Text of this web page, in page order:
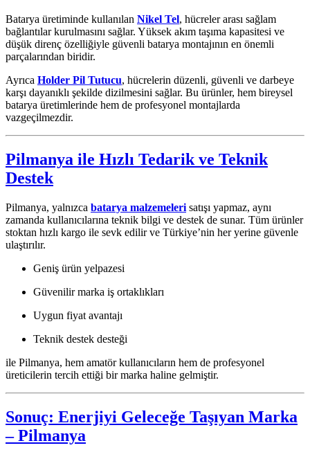
Batarya üretiminde kullanılan Nikel Tel, hücreler arası sağlam
bağlantılar kurulmasını sağlar. Yüksek akım taşıma kapasitesi ve
düşük direnç özelliğiyle güvenli batarya montajının en önemli
parçalarından biridir.
Ayrıca Holder Pil Tutucu, hücrelerin düzenli, güvenli ve darbeye
karşı dayanıklı şekilde dizilmesini sağlar. Bu ürünler, hem bireysel
batarya üretimlerinde hem de profesyonel montajlarda
vazgeçilmezdir.
Pilmanya ile Hızlı Tedarik ve Teknik
Destek
Pilmanya, yalnızca batarya malzemeleri satışı yapmaz, aynı
zamanda kullanıcılarına teknik bilgi ve destek de sunar. Tüm ürünler
stoktan hızlı kargo ile sevk edilir ve Türkiye’nin her yerine güvenle
ulaştırılır.
Geniş ürün yelpazesi
Güvenilir marka iş ortaklıkları
Uygun fiyat avantajı
Teknik destek desteği
ile Pilmanya, hem amatör kullanıcıların hem de profesyonel
üreticilerin tercih ettiği bir marka haline gelmiştir.
Sonuç: Enerjiyi Geleceğe Taşıyan Marka
– Pilmanya